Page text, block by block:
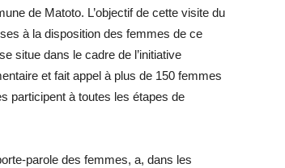
de Matoto. L’objectif de cette visite du
à la disposition des femmes de ce
situe dans le cadre de l’initiative
et fait appel à plus de 150 femmes
participent à toutes les étapes de
parole des femmes, a, dans les